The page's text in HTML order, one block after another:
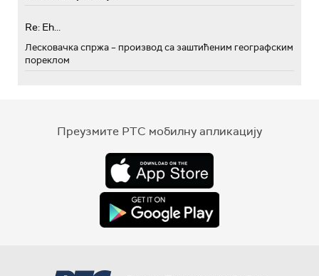
Re: Eh...
Лесковачка спржа – производ са заштићеним географским
пореклом
Преузмите РТС мобилну апликацију